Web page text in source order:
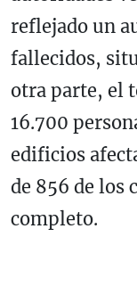
reflejado un
fallecidos,
otra parte, el
16.700
edificios
de 856 de los
completo.